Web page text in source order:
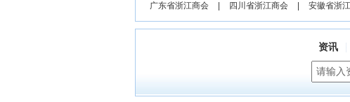
广东省浙江商会
四川省浙江商会 安徽省浙
资讯